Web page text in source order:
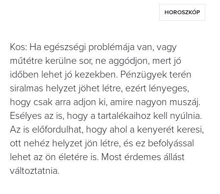
HOROSZKÓP
Kos: Ha egészségi problémája van, vagy
műtétre kerülne sor, ne aggódjon, mert jó
időben lehet jó kezekben. Pénzügyek terén
siralmas helyzet jöhet létre, ezért lényeges,
hogy csak arra adjon ki, amire nagyon muszáj.
Esélyes az is, hogy a tartalékaihoz kell nyúlnia.
Az is előfordulhat, hogy ahol a kenyerét keresi,
ott nehéz helyzet jön létre, és ez befolyással
lehet az ön életére is. Most érdemes állást
változtatnia.